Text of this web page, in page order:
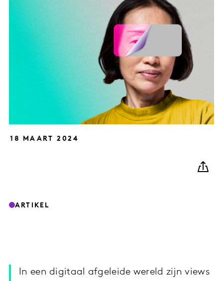
18 MAART 2024
ARTIKEL
In een digitaal afgeleide wereld zijn views